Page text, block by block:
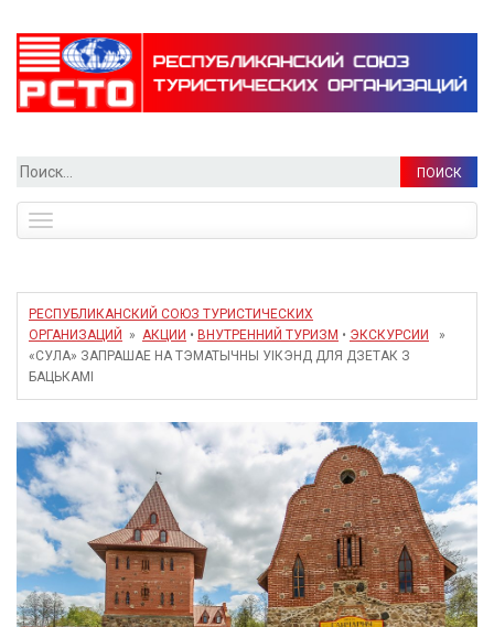
Найти:
navigation
РЕСПУБЛИКАНСКИЙ СОЮЗ ТУРИСТИЧЕСКИХ
ОРГАНИЗАЦИЙ
» АКЦИИ • ВНУТРЕННИЙ ТУРИЗМ • ЭКСКУРСИИ
»
«СУЛА» ЗАПРАШАЕ НА ТЭМАТЫЧНЫ УІКЭНД ДЛЯ ДЗЕТАК З
БАЦЬКАМІ